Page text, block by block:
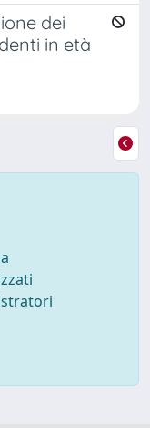
dei
in età